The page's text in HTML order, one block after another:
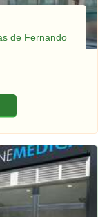
de Fernando